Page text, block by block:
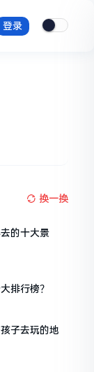
登录
换一换
的十大景
排行榜？
子去玩的地